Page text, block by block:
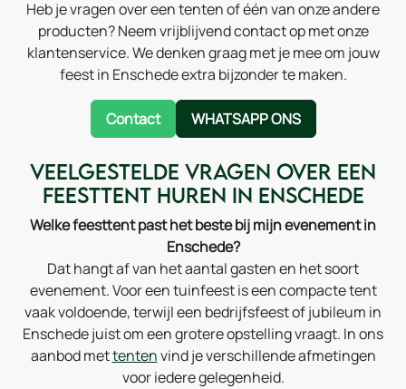
Heb je vragen over een tenten of één van onze andere
producten? Neem vrijblijvend contact op met onze
klantenservice. We denken graag met je mee om jouw
feest in Enschede extra bijzonder te maken.
Contact WHATSAPP ONS
Veelgestelde vragen over een
feesttent huren in Enschede
Welke feesttent past het beste bij mijn evenement in
Enschede?
Dat hangt af van het aantal gasten en het soort
evenement. Voor een tuinfeest is een compacte tent
vaak voldoende, terwijl een bedrijfsfeest of jubileum in
Enschede juist om een grotere opstelling vraagt. In ons
aanbod mettentenvind je verschillende afmetingen
voor iedere gelegenheid.